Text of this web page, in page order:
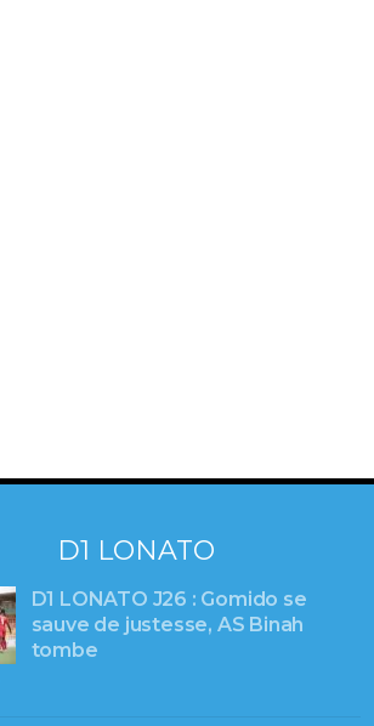
D1 LONATO
D1 LONATO J26 : Gomido se
sauve de justesse, AS Binah
tombe